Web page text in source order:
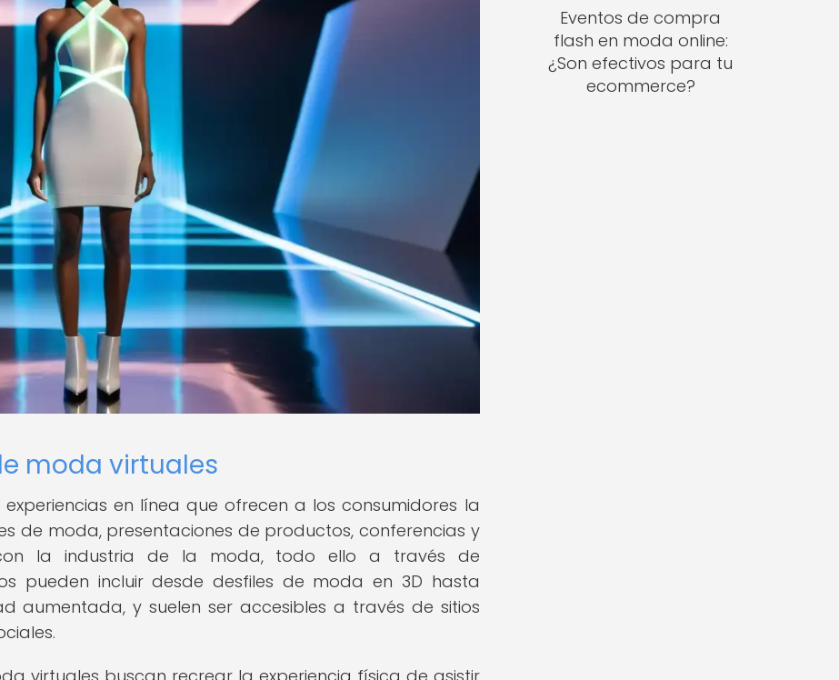
moda virtuales
en línea que ofrecen a los consumidores la
de moda, presentaciones de productos, conferencias y
la industria de la moda, todo ello a través de
pueden incluir desde desfiles de moda en 3D hasta
aumentada, y suelen ser accesibles a través de sitios
Eventos de compra
flash en moda online:
¿Son efectivos para tu
ecommerce?